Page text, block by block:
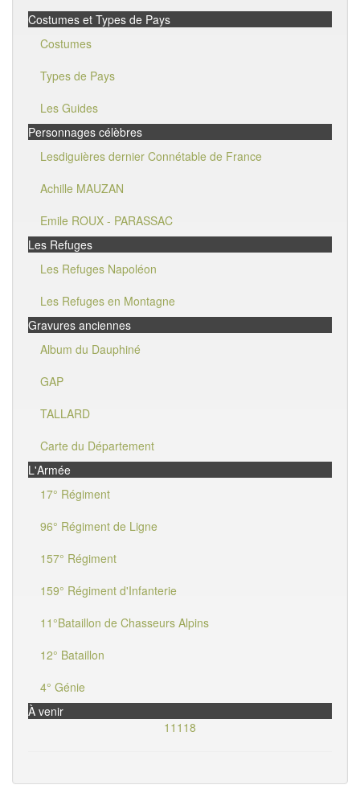
Costumes et Types de Pays
Costumes
Types de Pays
Les Guides
Personnages célèbres
Lesdiguières dernier Connétable de France
Achille MAUZAN
Emile ROUX - PARASSAC
Les Refuges
Les Refuges Napoléon
Les Refuges en Montagne
Gravures anciennes
Album du Dauphiné
GAP
TALLARD
Carte du Département
L'Armée
17° Régiment
96° Régiment de Ligne
157° Régiment
159° Régiment d'Infanterie
11°Bataillon de Chasseurs Alpins
12° Bataillon
4° Génie
À venir
11118